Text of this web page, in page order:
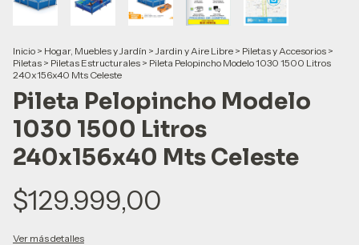
Inicio > Hogar, Muebles y Jardín > Jardin y Aire Libre > Piletas y Accesorios >
Piletas > Piletas Estructurales > Pileta Pelopincho Modelo 1030 1500 Litros
240x156x40 Mts Celeste
Pileta Pelopincho Modelo
1030 1500 Litros
240x156x40 Mts Celeste
$129.999,00
Ver más detalles